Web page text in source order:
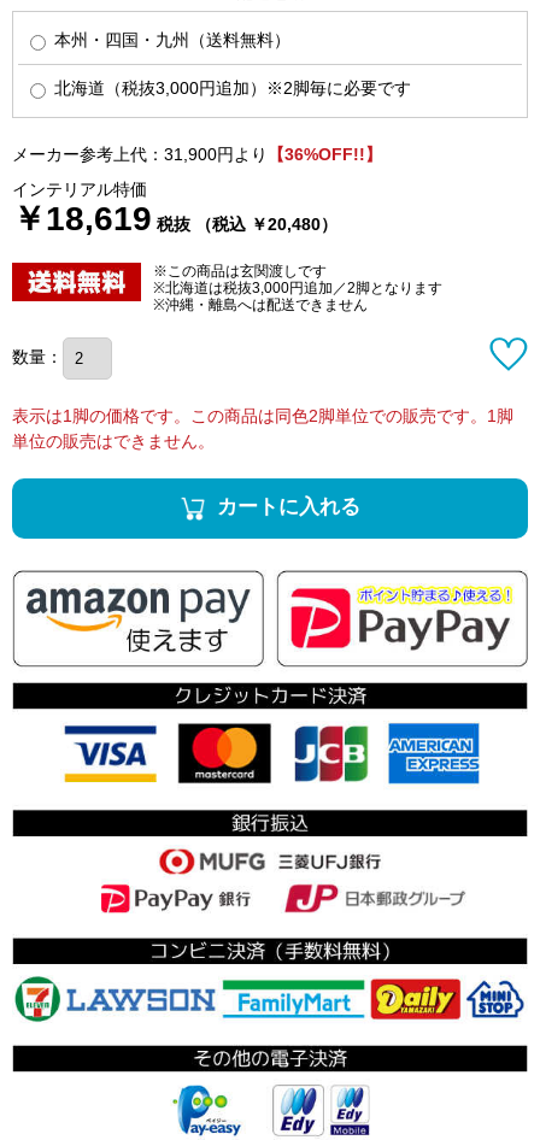
本州・四国・九州（送料無料）
北海道（税抜3,000円追加）※2脚毎に必要です
メーカー参考上代：31,900円より
【36%OFF!!】
インテリアル特価
￥18,619 税抜 （税込 ￥20,480）
※この商品は玄関渡しです
※北海道は税抜3,000円追加／2脚となります
※沖縄・離島へは配送できません
数量：
表示は1脚の価格です。この商品は同色2脚単位での販売です。1脚
単位の販売はできません。
カートに入れる